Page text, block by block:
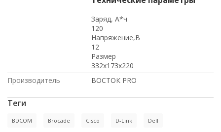
Заряд, А*ч
120
Напряжение,В
12
Размер
332x173x220
Производитель
ВОСТОК PRO
Теги
BDCOM Brocade Cisco D-Link Dell